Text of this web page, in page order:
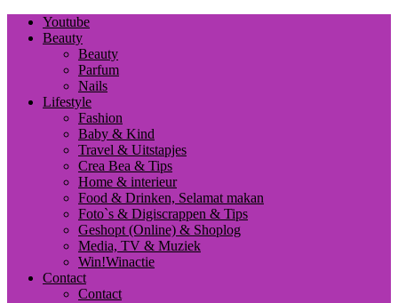
Youtube
Beauty
Beauty
Parfum
Nails
Lifestyle
Fashion
Baby & Kind
Travel & Uitstapjes
Crea Bea & Tips
Home & interieur
Food & Drinken, Selamat makan
Foto`s & Digiscrappen & Tips
Geshopt (Online) & Shoplog
Media, TV & Muziek
Win!Winactie
Contact
Contact